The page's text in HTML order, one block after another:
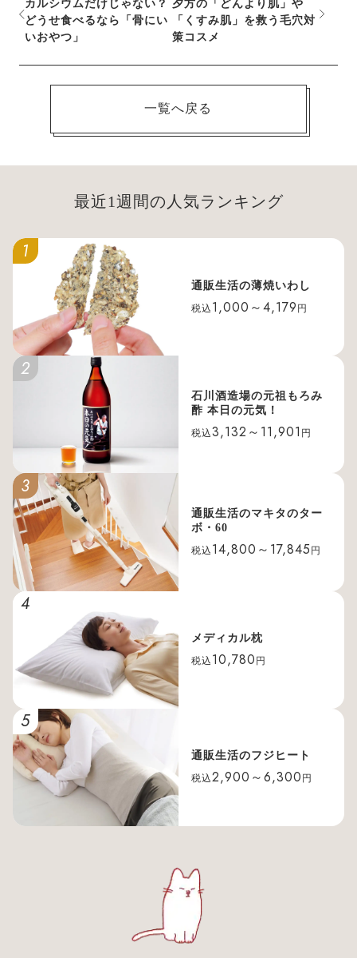
カルシウムだけじゃない？
どうせ食べるなら「骨にい
いおやつ」
夕方の「どんより肌」や
「くすみ肌」を救う毛穴対
策コスメ
一覧へ戻る
最近1週間の人気ランキング
1
通販生活の薄焼いわし
税込 1,000～4,179 円
2
石川酒造場の元祖もろみ
酢 本日の元気！
税込3,132～11,901 円
3
通販生活のマキタのター
ボ・60
税込 14,800～17,845 円
4
メディカル枕
税込 10,780 円
5
通販生活のフジヒート
税込2,900～6,300 円